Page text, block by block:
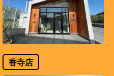
香寺店